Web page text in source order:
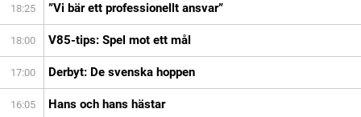
18:25 ”Vi bär ett professionellt ansvar”
18:00 V85-tips: Spel mot ett mål
17:00 Derbyt: De svenska hoppen
16:05 Hans och hans hästar